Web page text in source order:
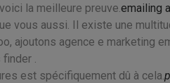
la meilleure preuve. emailing
vous aussi. Il existe une
ajoutons agence e marketing
.
est spécifiquement dû à cela.